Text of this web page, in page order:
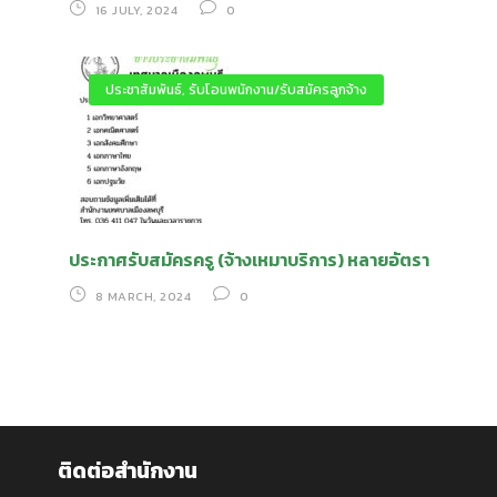
16 JULY, 2024 0
ประชาสัมพันธ์, รับโอนพนักงาน/รับสมัครลูกจ้าง
ประกาศรับสมัครครู (จ้างเหมาบริการ) หลายอัตรา
8 MARCH, 2024 0
ติดต่อสำนักงาน